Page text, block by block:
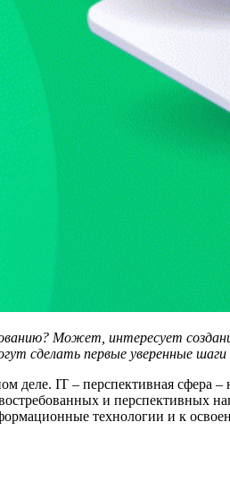
Может, интересует
сделать первые уверенные
деле. IT – перспективная
и перспективных
технологии и к